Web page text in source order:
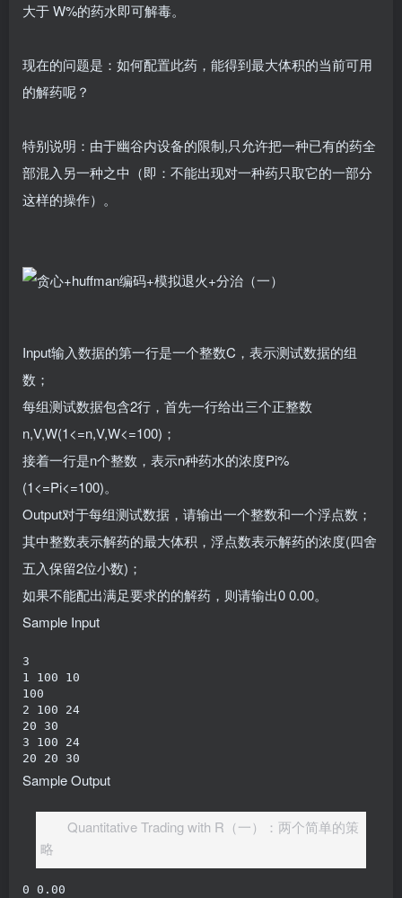
大于 W%的药水即可解毒。
现在的问题是：如何配置此药，能得到最大体积的当前可用
的解药呢？
特别说明：由于幽谷内设备的限制,只允许把一种已有的药全
部混入另一种之中（即：不能出现对一种药只取它的一部分
这样的操作）。
Input输入数据的第一行是一个整数C，表示测试数据的组
数；
每组测试数据包含2行，首先一行给出三个正整数
n,V,W(1<=n,V,W<=100)；
接着一行是n个整数，表示n种药水的浓度Pi%
(1<=Pi<=100)。
Output对于每组测试数据，请输出一个整数和一个浮点数；
其中整数表示解药的最大体积，浮点数表示解药的浓度(四舍
五入保留2位小数)；
如果不能配出满足要求的的解药，则请输出0 0.00。
Sample Input
3
1 100 10
100
2 100 24
20 30
3 100 24
20 20 30
Sample Output
Quantitative Trading with R（一）：两个简单的策
略
0 0.00